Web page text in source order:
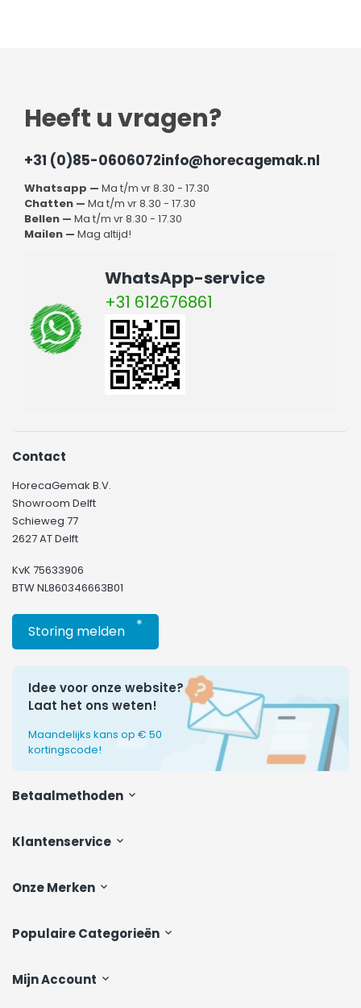
Heeft u vragen?
+31 (0)85-0606072info@horecagemak.nl
Whatsapp — Ma t/m vr 8.30 - 17.30
Chatten — Ma t/m vr 8.30 - 17.30
Bellen — Ma t/m vr 8.30 - 17.30
Mailen — Mag altijd!
WhatsApp-service
+31 612676861
Klantenservice
Onze Merken
Populaire Categorieën
Mijn Account
Contact
HorecaGemak B.V.
Showroom Delft
Schieweg 77
2627 AT Delft
KvK 75633906
BTW NL860346663B01
Storing melden *
Idee voor onze website?
Laat het ons weten!
Maandelijks kans op € 50
kortingscode!
Betaalmethoden